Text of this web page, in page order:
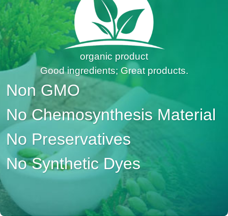
organic product
Good ingredients; Great products.
Non GMO
No Chemosynthesis Material
No Preservatives
No Synthetic Dyes